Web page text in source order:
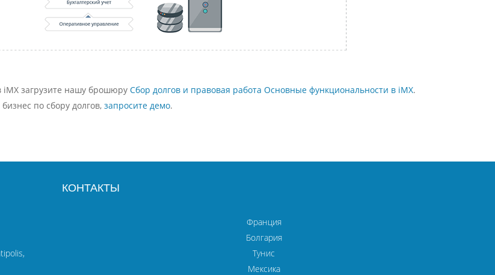
iMX загрузите нашу брошюру Сбор долгов и правовая работа Основные функциональности в iMX.
по сбору долгов, запросите демо.
КОНТАКТЫ
Франция
Болгария
Тунис
Мексика